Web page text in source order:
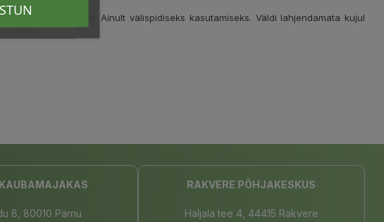
ka difuuseritele. Ainult välispidiseks kasutamiseks. Väldi lahjendamata kujul
kohas.
8, 80010 Pärnu
RAKVERE PÕHJAKESKUS
Haljala tee 4, 44415 Rakvere